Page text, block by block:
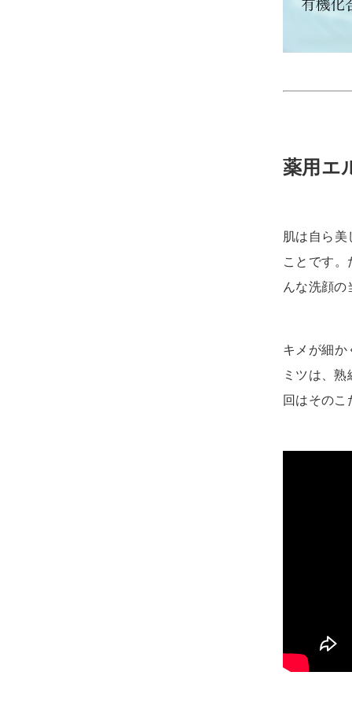
薬用エ
肌は自ら
ことです
んな洗顔の
キメが細か
ミツは、
回はそのこ